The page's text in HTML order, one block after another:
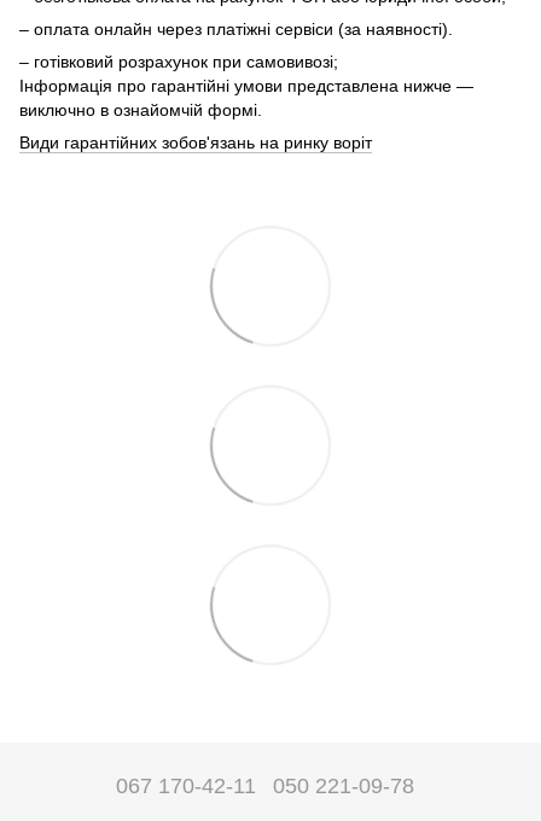
– оплата онлайн через платіжні сервіси (за наявності).
– готівковий розрахунок при самовивозі;
Інформація про гарантійні умови представлена нижче —
виключно в ознайомчій формі.
Види гарантійних зобов'язань на ринку воріт
067 170-42-11 050 221-09-78